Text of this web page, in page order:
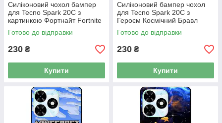
Силіконовий чохол бампер
для Tecno Spark 20C з
картинкою Фортнайт Fortnite
Готово до відправки
230 ₴
Купити
Силіконовий бампер чохол
для Tecno Spark 20C з
Героєм Космічний Бравл
Булл
Готово до відправки
230 ₴
Купити